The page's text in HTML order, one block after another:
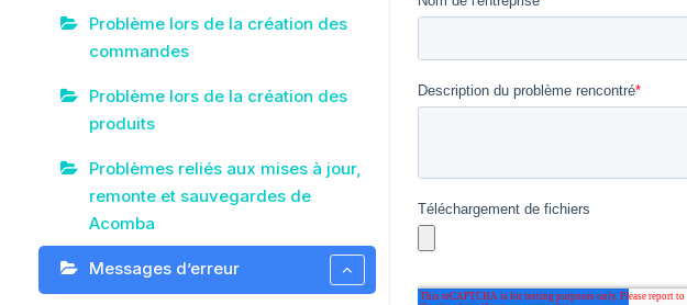
Problème lors de la création des
commandes
Problème lors de la création des
produits
Problèmes reliés aux mises à jour,
remonte et sauvegardes de
Acomba
Messages d’erreur